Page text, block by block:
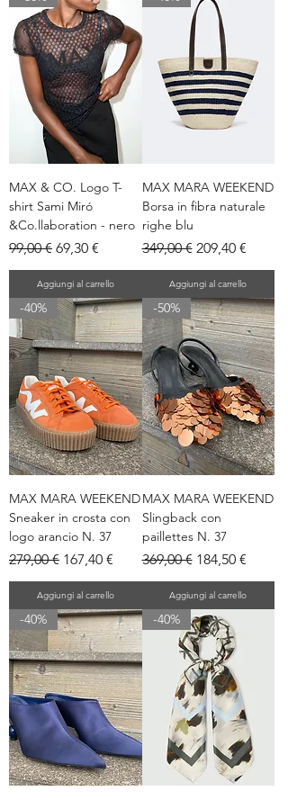
MAX & CO. Logo T-
shirt Sami Miró
&Co.llaboration - nero
Prezzo regolare
99,00 € Prezzo scontato
69,30 €
Aggiungi al carrello
MAX MARA WEEKEND
Borsa in fibra naturale
righe blu
Prezzo regolare
349,00 € Prezzo scontato
209,40 €
Aggiungi al carrello
-40%
MAX MARA WEEKEND
Sneaker in crosta con
logo arancio N. 37
Prezzo regolare
279,00 € Prezzo scontato
167,40 €
Aggiungi al carrello
-50%
MAX MARA WEEKEND
Slingback con
paillettes N. 37
Prezzo regolare
369,00 € Prezzo scontato
184,50 €
Aggiungi al carrello
-40% -40%